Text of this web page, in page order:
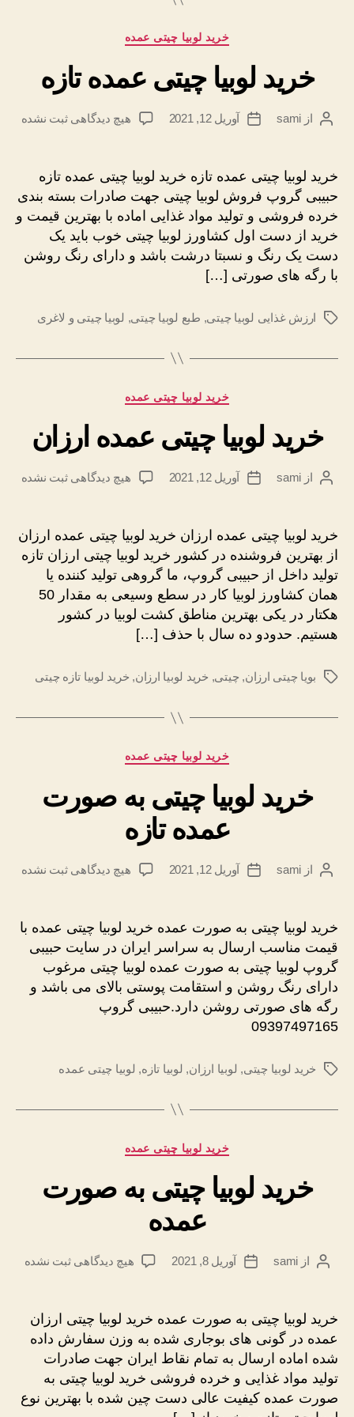
دسته‌ها
خرید لوبیا چیتی عمده
خرید لوبیا چیتی عمده تازه
نویسندهٔ
از sami
تاریخآوریل 12, 2021 هیچ دیدگاهیبرای
چیتی
عمده
تازه
ثبت نشده
خرید لوبیا چیتی عمده تازه خرید لوبیا چیتی عمده تازه
حبیبی گروپ فروش لوبیا چیتی جهت صادرات بسته بندی
خرده فروشی و تولید مواد غذایی اماده با بهترین قیمت و
خرید از دست اول کشاورز لوبیا چیتی خوب باید یک
دست یک رنگ و نسبتا درشت باشد و دارای رنگ روشن
با رگه های صورتی […]
برچسب‌هاارزش غذایی لوبیا چیتی, طبع لوبیا چیتی, لوبیا چیتی و لاغری
دسته‌ها
خرید لوبیا چیتی عمده
خرید لوبیا چیتی عمده ارزان
نویسندهٔ
از sami
تاریخآوریل 12, 2021 هیچ دیدگاهیبرای
چیتی
عمده
ارزان
ثبت نشده
خرید لوبیا چیتی عمده ارزان خرید لوبیا چیتی عمده ارزان
از بهترین فروشنده در کشور خرید لوبیا چیتی ارزان تازه
تولید داخل از حبیبی گروپ، ما گروهی تولید کننده یا
همان کشاورز لوبیا کار در سطع وسیعی به مقدار 50
هکتار در یکی بهترین مناطق کشت لوبیا در کشور
هستیم. حدودو ده سال با حذف […]
برچسب‌هابویا چیتی ارزان, چیتی, خرید لوبیا ارزان, خرید لوبیا تازه چیتی
دسته‌ها
خرید لوبیا چیتی عمده
خرید لوبیا چیتی به صورت
عمده تازه
نویسندهٔ
از sami
تاریخآوریل 12, 2021 هیچ دیدگاهیبرای
به
صورت
عمده
تازه
ثبت نشده
خرید لوبیا چیتی به صورت عمده خرید لوبیا چیتی عمده با
قیمت مناسب ارسال به سراسر ایران در سایت حبیبی
گروپ لوبیا چیتی به صورت عمده لوبیا چیتی مرغوب
دارای رنگ روشن و استقامت پوستی بالای می باشد و
رگه های صورتی روشن دارد.حبیبی گروپ
09397497165
برچسب‌هاخرید لوبیا چیتی, لوبیا ارزان, لوبیا تازه, لوبیا چیتی عمده
دسته‌ها
خرید لوبیا چیتی عمده
خرید لوبیا چیتی به صورت
عمده
نویسندهٔ
از sami
تاریخآوریل 8, 2021 هیچ دیدگاهیبرای
چیتی
به
صورت
عمده
ثبت نشده
خرید لوبیا چیتی به صورت عمده خرید لوبیا چیتی ارزان
عمده در گونی های بوجاری شده به وزن سفارش داده
شده اماده ارسال به تمام نقاط ایران جهت صادرات
تولید مواد غذایی و خرده فروشی خرید لوبیا چیتی به
صورت عمده کیفیت عالی دست چین شده با بهترین نوع